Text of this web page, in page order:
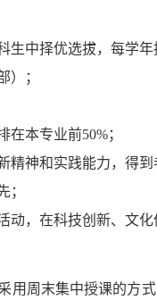
中择优选拔，每学年
）；
在本专业前50%；
神和实践能力，得到
；
，在科技创新、文化
用周末集中授课的方